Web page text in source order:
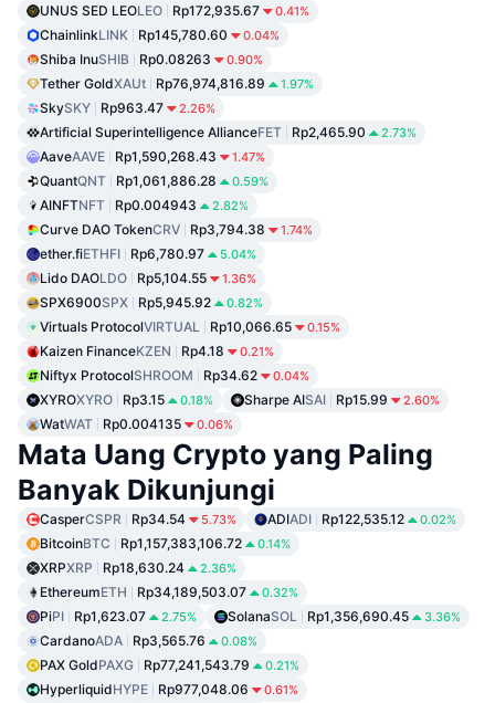
UNUS SED LEOLEO Rp172,935.67 0.41%
ChainlinkLINK Rp145,780.60 0.04%
Shiba InuSHIB Rp0.08263 0.90%
Tether GoldXAUt Rp76,974,816.89 1.97%
SkySKY Rp963.47 2.26%
Artificial Superintelligence AllianceFET Rp2,465.90 2.73%
AaveAAVE Rp1,590,268.43 1.47%
QuantQNT Rp1,061,886.28 0.59%
AINFTNFT Rp0.004943 2.82%
Curve DAO TokenCRV Rp3,794.38 1.74%
ether.fiETHFI Rp6,780.97 5.04%
Lido DAOLDO Rp5,104.55 1.36%
SPX6900SPX Rp5,945.92 0.82%
Virtuals ProtocolVIRTUAL Rp10,066.65 0.15%
Kaizen FinanceKZEN Rp4.18 0.21%
Niftyx ProtocolSHROOM Rp34.62 0.04%
XYROXYRO Rp3.15 0.18% Sharpe AISAI Rp15.99 2.60%
WatWAT Rp0.004135 0.06%
Mata Uang Crypto yang Paling
Banyak Dikunjungi
CasperCSPR Rp34.54 5.73% ADIADI Rp122,535.12 0.02%
BitcoinBTC Rp1,157,383,106.72 0.14%
XRPXRP Rp18,630.24 2.36%
EthereumETH Rp34,189,503.07 0.32%
PiPI Rp1,623.07 2.75% SolanaSOL Rp1,356,690.45 3.36%
CardanoADA Rp3,565.76 0.08%
PAX GoldPAXG Rp77,241,543.79 0.21%
HyperliquidHYPE Rp977,048.06 0.61%